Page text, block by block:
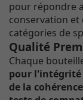
pour répondre
conservation
catégories de
Qualité
Chaque
pour l'intégrité
de la